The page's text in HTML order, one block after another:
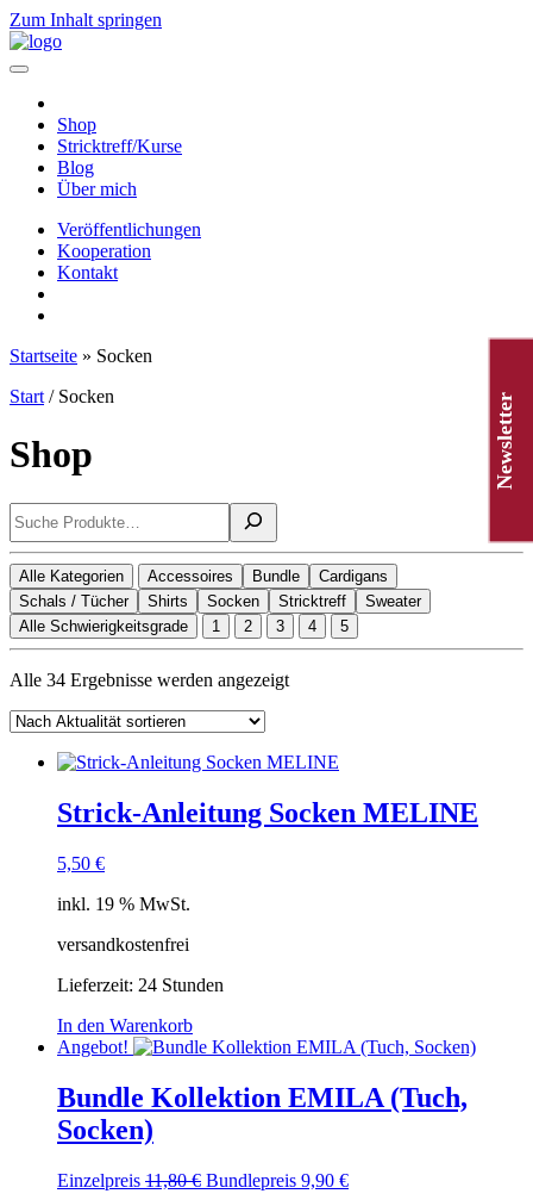
Zum Inhalt springen
Hauptnavigation
Shop
Stricktreff/Kurse
Blog
Über mich
Veröffentlichungen
Kooperation
Kontakt
Startseite » Socken
Start / Socken
Shop
Suchen
Alle Kategorien Accessoires Bundle
Cardigans
Schals / Tücher
Shirts Socken Stricktreff
Sweater
Alle Schwierigkeitsgrade
1 2 3 4 5
Alle 34 Ergebnisse werden angezeigtNach
Strick-Anleitung Socken MELINE
5,50 €
inkl. 19 % MwSt.
versandkostenfrei
Lieferzeit: 24 Stunden
In den Warenkorb
Angebot!
Bundle Kollektion EMILA (Tuch,
Socken)
Einzelpreis 11,80€ Ursprünglicher
Bundlepreis 9,90 €Aktueller
Newsletter